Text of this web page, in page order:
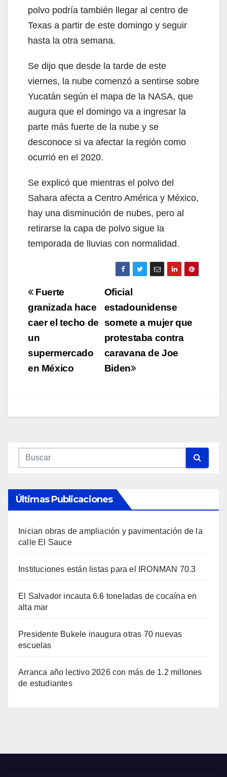
polvo podría también llegar al centro de
Texas a partir de este domingo y seguir
hasta la otra semana.
Se dijo que desde la tarde de este
viernes, la nube comenzó a sentirse sobre
Yucatán según el mapa de la NASA, que
augura que el domingo va a ingresar la
parte más fuerte de la nube y se
desconoce si va afectar la región como
ocurrió en el 2020.
Se explicó que mientras el polvo del
Sahara afecta a Centro América y México,
hay una disminución de nubes, pero al
retirarse la capa de polvo sigue la
temporada de lluvias con normalidad.
Navegación
de
entradas
Oficial
estadounidense
somete a mujer que
protestaba contra
caravana de Joe
Biden
Fuerte
granizada hace
caer el techo de
un
supermercado
en México
Últimas Publicaciones
Inician obras de ampliación y pavimentación de la
calle El Sauce
Instituciones están listas para el IRONMAN 70.3
El Salvador incauta 6.6 toneladas de cocaína en
alta mar
Presidente Bukele inaugura otras 70 nuevas
escuelas
Arranca año lectivo 2026 con más de 1.2 millones
de estudiantes